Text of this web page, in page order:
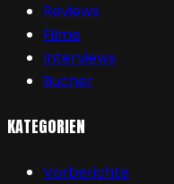
Reviews
Filme
Interviews
Bücher
KATEGORIEN
Vorberichte